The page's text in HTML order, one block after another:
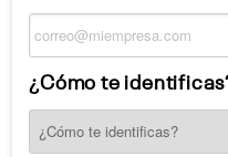
¿Cómo te